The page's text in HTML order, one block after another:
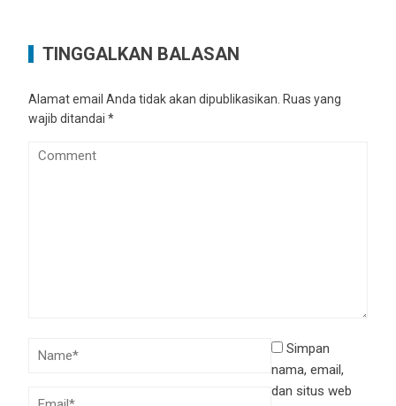
TINGGALKAN BALASAN
Alamat email Anda tidak akan dipublikasikan. Ruas yang
wajib ditandai*
Simpan
nama, email,
dan situs web